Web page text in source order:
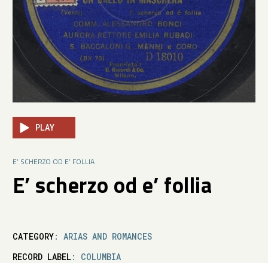
PLAY
E’ SCHERZO OD E’ FOLLIA
E’ scherzo od e’ follia
CATEGORY: ARIAS AND ROMANCES
RECORD LABEL: COLUMBIA